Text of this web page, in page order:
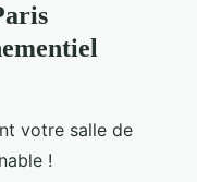
votre salle de
!